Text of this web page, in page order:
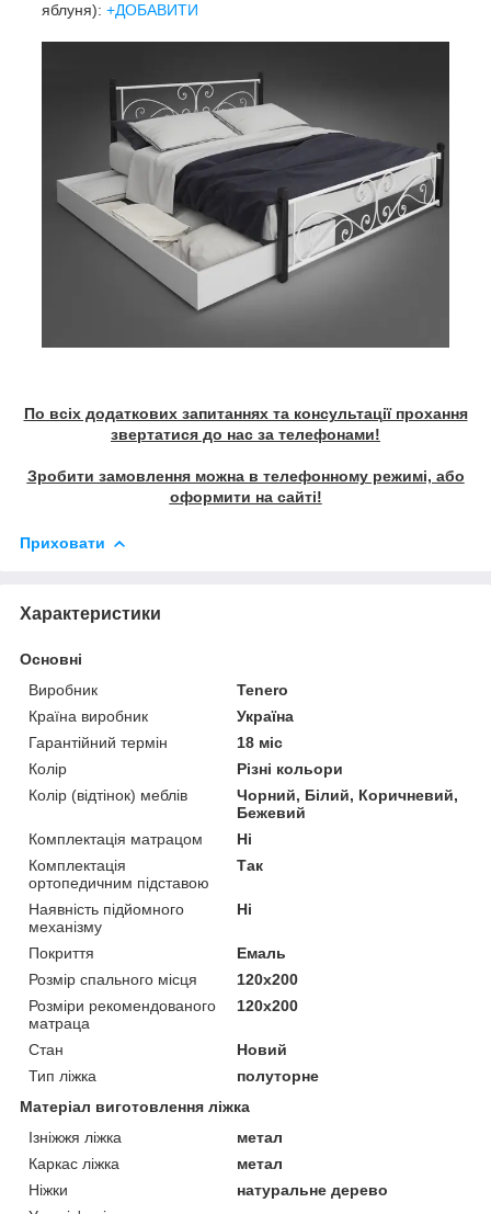
яблуня): +ДОБАВИТИ
По всіх додаткових запитаннях та консультації прохання
звертатися до нас за телефонами!
Зробити замовлення можна в телефонному режимі, або
оформити на сайті!
Приховати
Характеристики
Основні
Виробник
Tenero
Країна виробник
Україна
Гарантійний термін
18 міс
Колір
Різні кольори
Колір (відтінок) меблів
Чорний, Білий, Коричневий,
Бежевий
Комплектація матрацом
Ні
Комплектація
ортопедичним підставою
Так
Наявність підйомного
механізму
Ні
Покриття
Емаль
Розмір спального місця
120х200
Розміри рекомендованого
матраца
120х200
Стан
Новий
Тип ліжка
полуторне
Матеріал виготовлення ліжка
Ізніжжя ліжка
метал
Каркас ліжка
метал
Ніжки
натуральне дерево